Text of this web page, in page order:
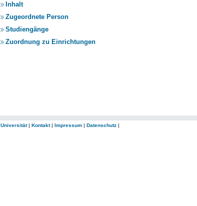
Inhalt
Zugeordnete Person
Studiengänge
Zuordnung zu Einrichtungen
Universität| Kontakt| Impressum | Datenschutz |